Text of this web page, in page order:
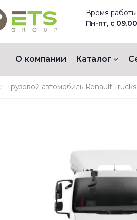
Время
Пн-пт, с
О компании Каталог
Грузовой автомобиль Renault Trucks